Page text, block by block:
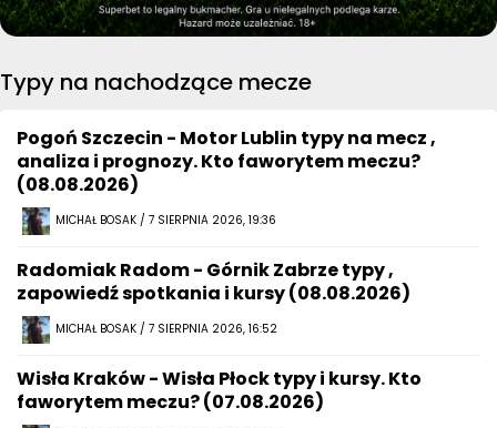
Typy na nachodzące mecze
Pogoń Szczecin - Motor Lublin typy na mecz ,
analiza i prognozy. Kto faworytem meczu?
(08.08.2026)
MICHAŁ BOSAK / 7 SIERPNIA 2026, 19:36
Radomiak Radom - Górnik Zabrze typy ,
zapowiedź spotkania i kursy (08.08.2026)
MICHAŁ BOSAK / 7 SIERPNIA 2026, 16:52
Wisła Kraków - Wisła Płock typy i kursy. Kto
faworytem meczu? (07.08.2026)